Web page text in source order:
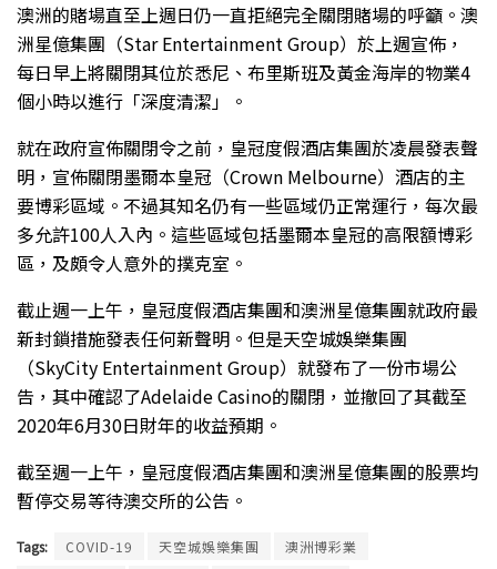
澳洲的賭場直至上週日仍一直拒絕完全關閉賭場的呼籲。澳
洲星億集團（Star Entertainment Group）於上週宣佈，
每日早上將關閉其位於悉尼、布里斯班及黃金海岸的物業4
個小時以進行「深度清潔」。
就在政府宣佈關閉令之前，皇冠度假酒店集團於凌晨發表聲
明，宣佈關閉墨爾本皇冠（Crown Melbourne）酒店的主
要博彩區域。不過其知名仍有一些區域仍正常運行，每次最
多允許100人入內。這些區域包括墨爾本皇冠的高限額博彩
區，及頗令人意外的撲克室。
截止週一上午，皇冠度假酒店集團和澳洲星億集團就政府最
新封鎖措施發表任何新聲明。但是天空城娛樂集團
（SkyCity Entertainment Group）就發布了一份市場公
告，其中確認了Adelaide Casino的關閉，並撤回了其截至
2020年6月30日財年的收益預期。
截至週一上午，皇冠度假酒店集團和澳洲星億集團的股票均
暫停交易等待澳交所的公告。
Tags: COVID-19 天空城娛樂集團
澳洲博彩業